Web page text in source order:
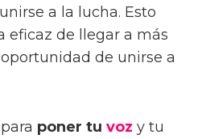
a la lucha. Esto
eficaz de llegar a más
de unirse a
poner tu voz y tu